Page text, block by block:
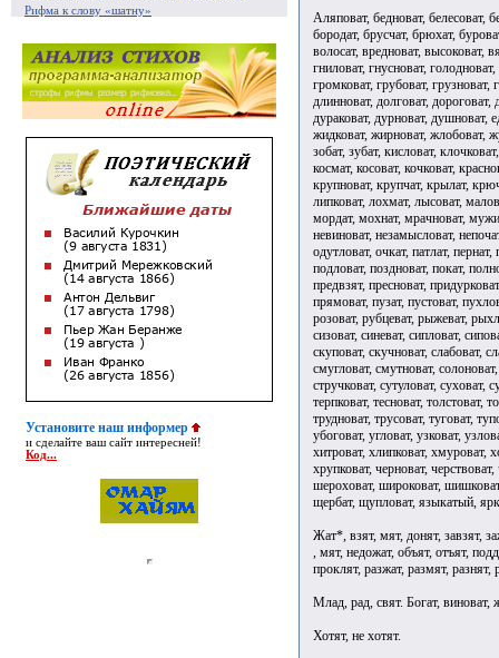
Рифма к слову «шатну»
Установите наш информер
и сделайте ваш сайт интересней!
Код...
Аляповат, бедноват, белесоват,
бородат, брусчат, брюхат,
волосат, вредноват, высоковат,
гниловат, гнусноват,
громковат, грубоват, грузноват,
длинноват, долговат,
дураковат, дурноват, душноват,
жидковат, жирноват, жлобоват,
зобат, зубат, кисловат,
космат, косоват, кочковат,
крупноват, крупчат, крылат,
липковат, лохмат, лысоват,
мордат, мохнат, мрачноват,
невиноват, незамысловат,
одутловат, очкат, патлат,
подловат, поздноват, покат,
предвзят, пресноват,
прямоват, пузат, пустоват,
розоват, рубцеват, рыжеват,
сизоват, синеват, сипловат,
скуповат, скучноват, слабоват,
смугловат, смутноват,
стручковат, сутуловат, суховат,
терпковат, тесноват, толстоват,
трудноват, трусоват, туговат,
убоговат, угловат, узковат,
хитроват, хлипковат, хмуроват,
хрупковат, черноват,
шероховат, широковат,
щербат, щупловат, языкатый,
Жат*, взят, мят, донят, завзят,
, мят, недожат, объят, отъят,
проклят, разжат, размят, разнят,
Млад, рад, свят. Богат, виноват,
Хотят, не хотят.